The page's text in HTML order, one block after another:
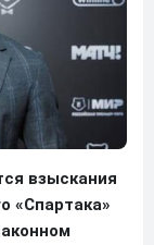
взыскания
«Спартака»